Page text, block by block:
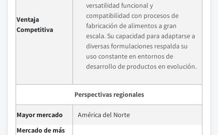
Ventaja
Competitiva
versatilidad funcional y
compatibilidad con procesos de
fabricación de alimentos a gran
escala. Su capacidad para adaptarse a
diversas formulaciones respalda su
uso constante en entornos de
desarrollo de productos en evolución.
Perspectivas regionales
Mayor mercado
América del Norte
Mercado de más